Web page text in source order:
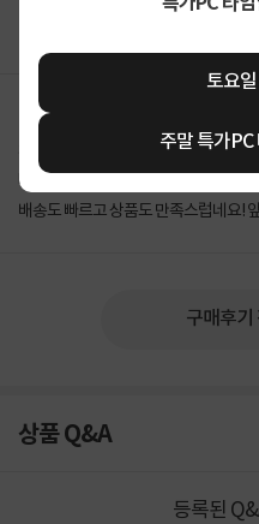
토요
주말 특가PC
2026-03-10 0
DW-UTP5EBK-5M [다이렉트/단선] [블랙/
배송도 빠르고 상품도 만족스럽네요!
구매후기
상품 Q&A
등록된